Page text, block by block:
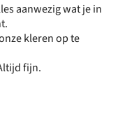
aanwezig wat je in
kleren op te
fijn.